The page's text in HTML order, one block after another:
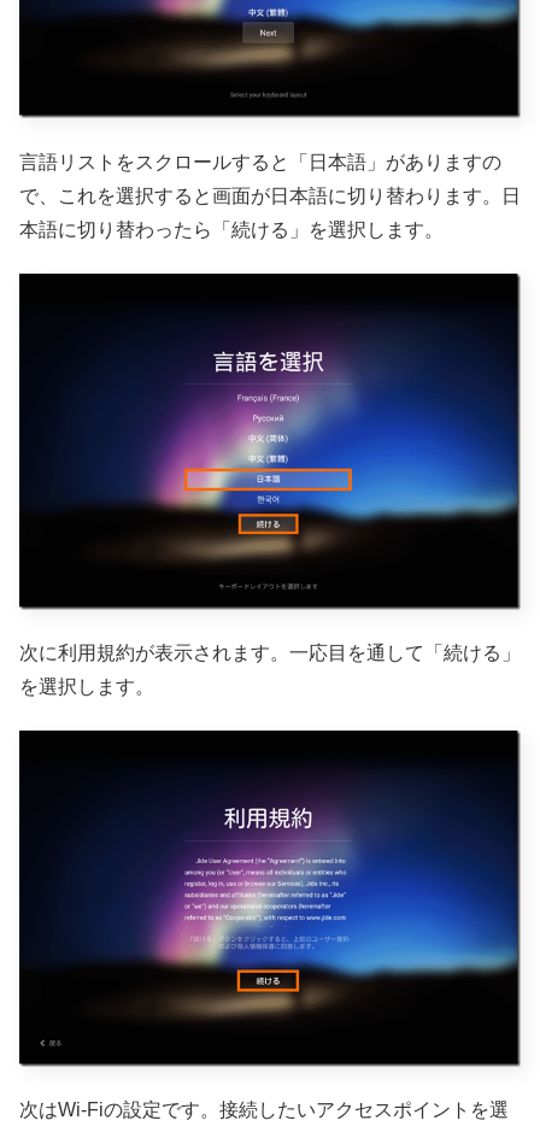
言語リストをスクロールすると「日本語」がありますの
で、これを選択すると画面が日本語に切り替わります。日
本語に切り替わったら「続ける」を選択します。
次に利用規約が表示されます。一応目を通して「続ける」
を選択します。
次はWi-Fiの設定です。接続したいアクセスポイントを選